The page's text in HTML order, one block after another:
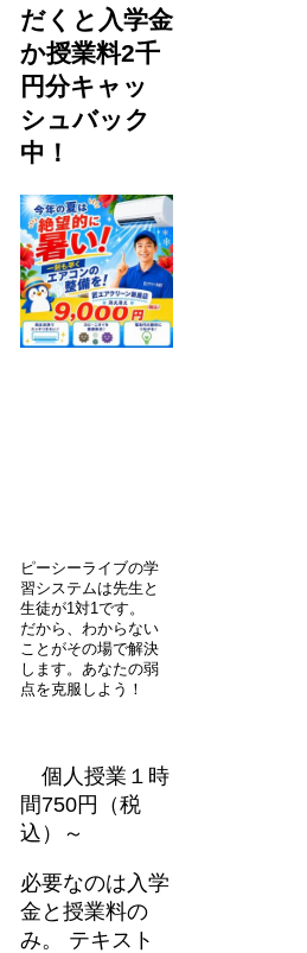
だくと入学金
か授業料2千
円分キャッ
シュバック
中！
ピーシーライブの学
習システムは先生と
生徒が1対1です。
だから、わからない
ことがその場で解決
します。あなたの弱
点を克服しよう！
個人授業１時
間750円（税
込）～
必要なのは入学
金と授業料の
み。 テキスト